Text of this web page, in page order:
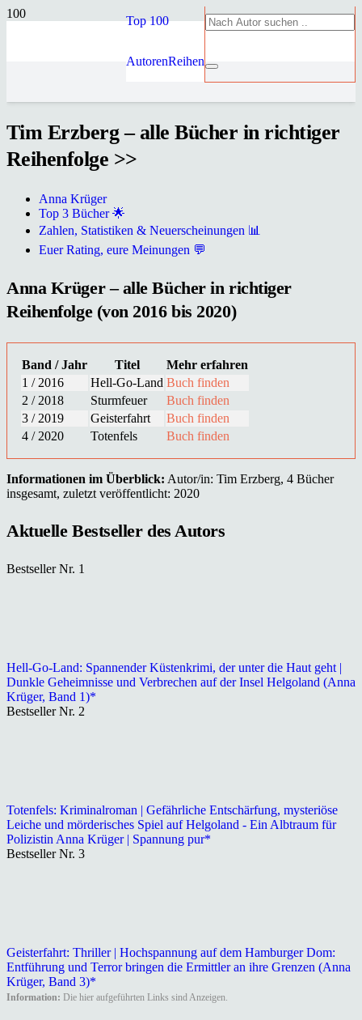
Top 100
AutorenReihen
Tim Erzberg – alle Bücher in richtiger
Reihenfolge >>
Anna Krüger
Top 3 Bücher 🌟
Zahlen, Statistiken & Neuerscheinungen 📊
Euer Rating, eure Meinungen 💬
Anna Krüger – alle Bücher in richtiger
Reihenfolge (von 2016 bis 2020)
Band / Jahr Titel
Mehr erfahren
1 / 2016
Hell-Go-Land Buch finden
2 / 2018
Sturmfeuer
Buch finden
3 / 2019
Geisterfahrt
Buch finden
4 / 2020
Totenfels Buch finden
Informationen im Überblick: Autor/in: Tim Erzberg, 4 Bücher
insgesamt, zuletzt veröffentlicht: 2020
Aktuelle Bestseller des Autors
Bestseller Nr. 1
Hell-Go-Land: Spannender Küstenkrimi, der unter die Haut geht |
Dunkle Geheimnisse und Verbrechen auf der Insel Helgoland (Anna
Krüger, Band 1)*
Bestseller Nr. 2
Totenfels: Kriminalroman | Gefährliche Entschärfung, mysteriöse
Leiche und mörderisches Spiel auf Helgoland - Ein Albtraum für
Polizistin Anna Krüger | Spannung pur*
Bestseller Nr. 3
Geisterfahrt: Thriller | Hochspannung auf dem Hamburger Dom:
Entführung und Terror bringen die Ermittler an ihre Grenzen (Anna
Krüger, Band 3)*
Information: Die hier aufgeführten Links sind Anzeigen.